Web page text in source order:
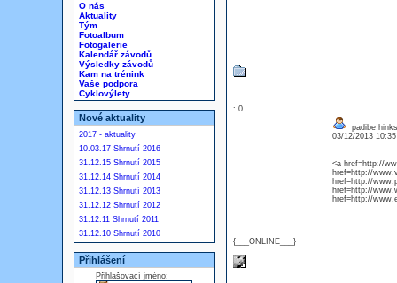
O nás
Aktuality
Tým
Fotoalbum
Fotogalerie
Kalendář závodů
Výsledky závodů
Kam na trénink
Vaše podpora
Cyklovýlety
Nové aktuality
2017 - aktuality
10.03.17 Shrnutí 2016
31.12.15 Shrnutí 2015
31.12.14 Shrnutí 2014
31.12.13 Shrnutí 2013
31.12.12 Shrnutí 2012
31.12.11 Shrnutí 2011
31.12.10 Shrnutí 2010
Přihlášení
Přihlašovací jméno:
: 0
{___ONLINE___}
padibe
03/12/2013
<a href=http://
href=http://
href=http://
href=http://
href=http://